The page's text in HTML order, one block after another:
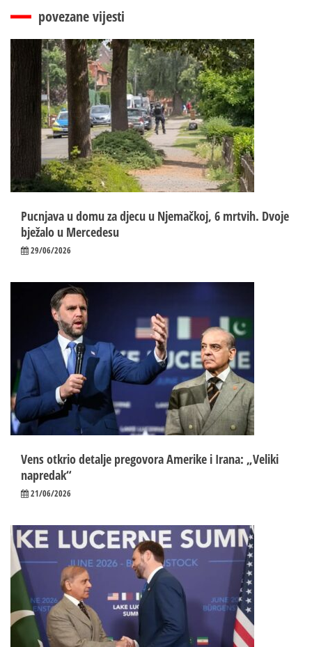
povezane vijesti
Pucnjava u domu za djecu u Njemačkoj, 6 mrtvih. Dvoje
bježalo u Mercedesu
29/06/2026
Vens otkrio detalje pregovora Amerike i Irana: „Veliki
napredak“
21/06/2026